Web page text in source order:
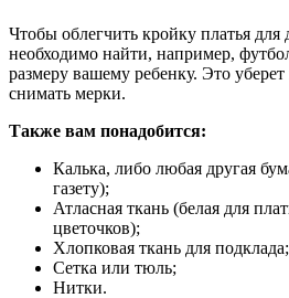
Чтобы облегчить кройку платья
необходимо найти, например,
размеру вашему ребенку. Это
снимать мерки.
Также вам понадобится:
Калька, либо любая другая
газету);
Атласная ткань (белая для
цветочков);
Хлопковая ткань для подклада;
Сетка или тюль;
Нитки.